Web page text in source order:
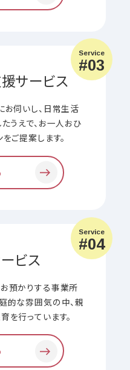
Service
#03
サービス
お伺いし、日常生活
うえで、お一人おひ
ご提案します。
Service
#04
ビス
預かりする事業所
的な雰囲気の中、親
を行っています。